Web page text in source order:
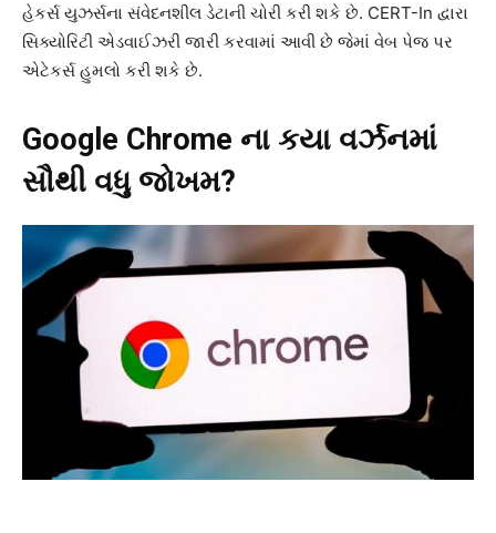
હેકર્સ યુઝર્સના સંવેદનશીલ ડેટાની ચોરી કરી શકે છે. CERT-In દ્વારા
સિક્યોરિટી એડવાઈઝરી જારી કરવામાં આવી છે જેમાં વેબ પેજ પર
એટેકર્સ હુમલો કરી શકે છે.
Google Chrome ના કયા વર્ઝનમાં
સૌથી વધુ જોખમ?